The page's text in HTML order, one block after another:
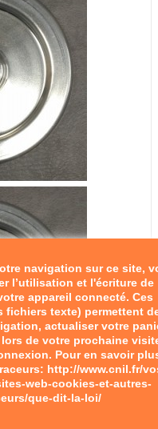
navigation sur ce site,
l’utilisation et l'écriture de
appareil connecté. Ces
fichiers texte) permettent
actualiser votre
de votre prochaine
Pour en savoir
http://www.cnil.fr/
web-cookies-et-autres-
que-dit-la-loi/